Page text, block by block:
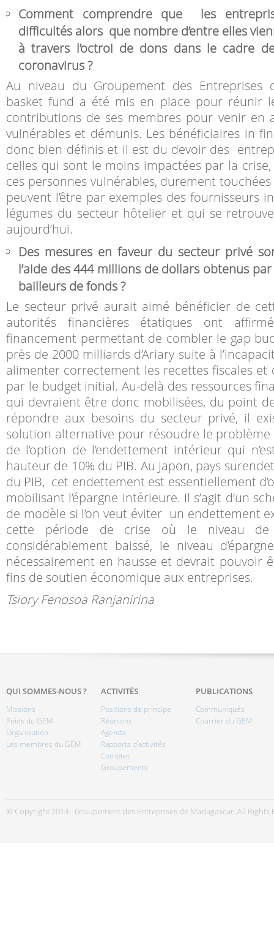
Comment comprendre que les
difficultés alors que nombre d’entre elles
à travers l’octroi de dons dans le cadre
coronavirus?
Au niveau du Groupement des Entreprises
basket fund a été mis en place pour réunir
contributions de ses membres pour venir en
vulnérables et démunis. Les bénéficiaires in
donc bien définis et il est du devoir des
celles qui sont le moins impactées par la crise,
ces personnes vulnérables, durement
peuvent l’être par exemples des fournisseurs
légumes du secteur hôtelier et qui se
aujourd’hui.
Des mesures en faveur du secteur privé
l’aide des 444 millions de dollars obtenus
bailleurs de fonds?
Le secteur privé aurait aimé bénéficier de
autorités financières étatiques ont
financement permettant de combler le gap
près de 2000 milliards d’Ariary suite à
alimenter correctement les recettes fiscales et
par le budget initial. Au-delà des ressources
qui devraient être donc mobilisées, du point
répondre aux besoins du secteur privé, il
solution alternative pour résoudre le problème
de l’option de l’endettement intérieur qui
hauteur de 10% du PIB. Au Japon, pays
du PIB, cet endettement est essentiellement
mobilisant l’épargne intérieure. Il s’agit d’un
de modèle si l’on veut éviter un endettement
cette période de crise où le niveau de
considérablement baissé, le niveau
nécessairement en hausse et devrait pouvoir
fins de soutien économique aux entreprises.
Tsiory Fenosoa Ranjanirina
QUI SOMMES-NOUS ?
Missions
Poids du GEM
Organisation
Les membres du GEM
ACTIVITÉS
Positions de principe
Réunions
Agenda
Rapports d'activités
Comptes
Groupements
PUBLICATIONS
Communiqués
Courrier du GEM
© Copyright 2013 - Groupement des Entreprises de Madagascar. All Rights